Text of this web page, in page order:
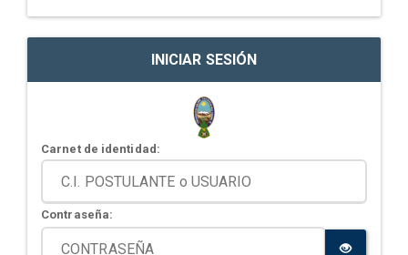
INICIAR SESIÓN
Carnet de identidad:
Contraseña: